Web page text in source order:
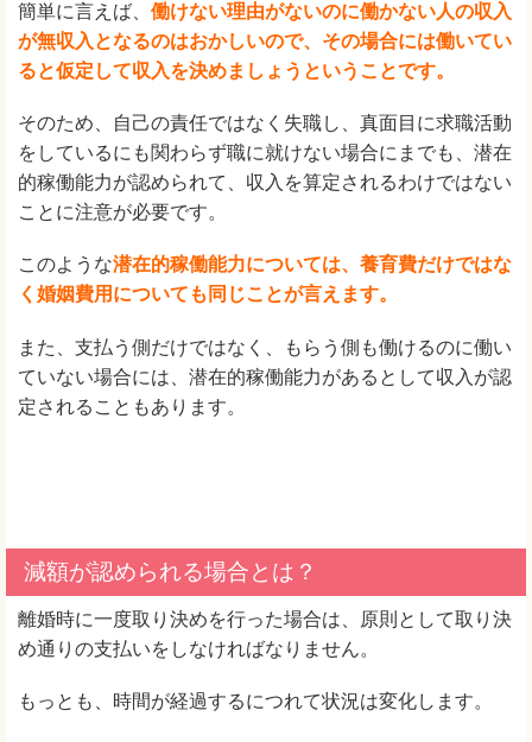
簡単に言えば、 働けない理由がないのに働かない人の収入
が無収入となるのはおかしいので、その場合には働いてい
ると仮定して収入を決めましょうということです。
そのため、自己の責任ではなく失職し、真面目に求職活動
をしているにも関わらず職に就けない場合にまでも、潜在
的稼働能力が認められて、収入を算定されるわけではない
ことに注意が必要です。
このような潜在的稼働能力については、養育費だけではな
く婚姻費用についても同じことが言えます。
また、支払う側だけではなく、もらう側も働けるのに働い
ていない場合には、潜在的稼働能力があるとして収入が認
定されることもあります。
減額が認められる場合とは？
離婚時に一度取り決めを行った場合は、原則として取り決
め通りの支払いをしなければなりません。
もっとも、時間が経過するにつれて状況は変化します。